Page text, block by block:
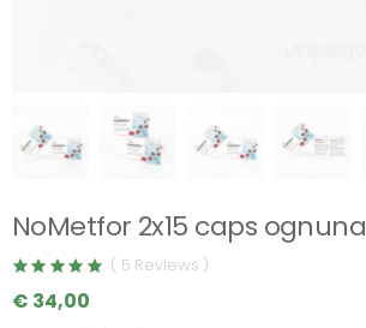
NoMetfor 2x15 caps ognuna
( 5 Reviews )
€ 34,00